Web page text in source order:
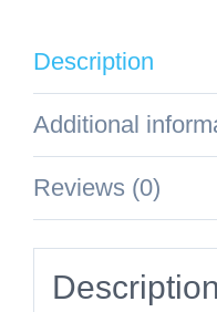
I
quantity
Description
Additional
Reviews (0)
Description